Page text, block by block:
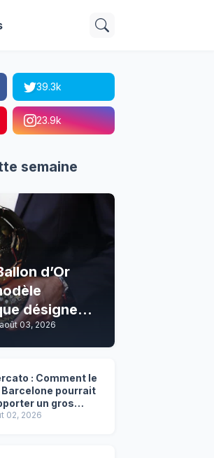
39.3k
23.9k
semaine
d’Or
désigne
!
août 03, 2026
: Comment le
Barcelone pourrait
un gros
inespéré à l’OM
02, 2026